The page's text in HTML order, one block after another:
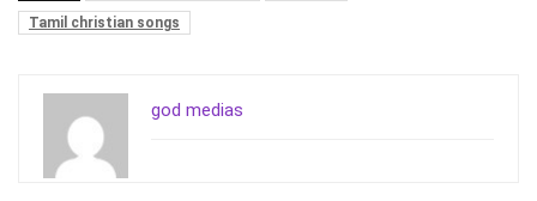
Tamil christian songs
god medias